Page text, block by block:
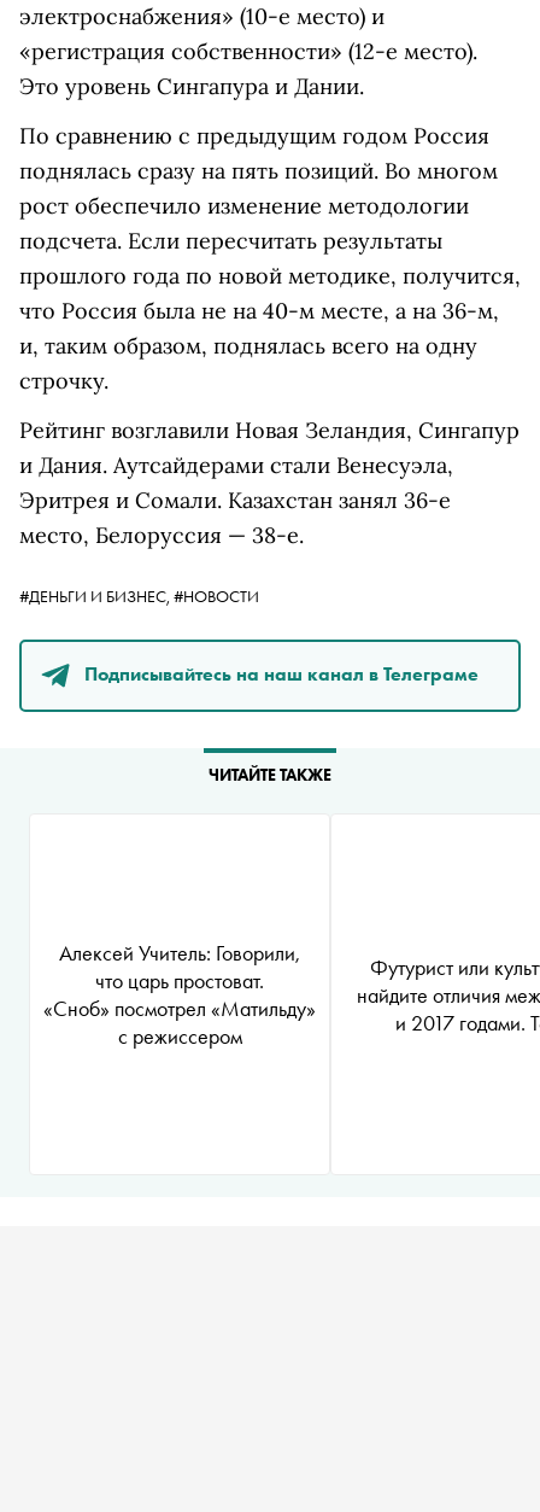
электроснабжения» (10-е место) и
«регистрация собственности» (12-е место).
Это уровень Сингапура и Дании.
По сравнению с предыдущим годом Россия
поднялась сразу на пять позиций. Во многом
рост обеспечило изменение методологии
подсчета. Если пересчитать результаты
прошлого года по новой методике, получится,
что Россия была не на 40-м месте, а на 36-м,
и, таким образом, поднялась всего на одну
строчку.
Рейтинг возглавили Новая Зеландия, Сингапур
и Дания. Аутсайдерами стали Венесуэла,
Эритрея и Сомали. Казахстан занял 36-е
место, Белоруссия — 38-е.
#ДЕНЬГИ И БИЗНЕС, #НОВОСТИ
Подписывайтесь на наш канал в Телеграме
ЧИТАЙТЕ ТАКЖЕ
Алексей Учитель: Говорили,
что царь простоват.
«Сноб» посмотрел «Матильду»
с режиссером
Футурист или
найдите отличия
и 2017 годами.